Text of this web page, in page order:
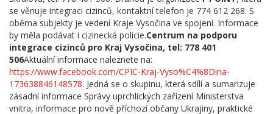
se věnuje integraci cizinců, kontaktní telefon je 774 612 268. S
oběma subjekty je vedení Kraje Vysočina ve spojení. Informace
by měla podávat i cizinecká policie.Centrum na podporu
integrace cizinců pro Kraj Vysočina, tel: 778 401
506Aktuální informace naleznete na:
https://www.facebook.com/CPIC-Kraj-Vyso%C4%8Dina-
173638846148578. Jedná se o skupinu, která sdílí a sumarizuje
zásadní informace Správy uprchlických zařízení Ministerstva
vnitra, informace pro nově příchozí občany Ukrajiny, praktické